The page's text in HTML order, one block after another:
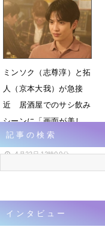
「10回切って」第７話振
り返り
5月27日 07時00分
ミンソク（志尊淳）と拓
人（京本大我）が急接
近 居酒屋でのサシ飲み
シーンに「画面が美し
い」
4月22日 12時00分
記事の検索
インタビュー